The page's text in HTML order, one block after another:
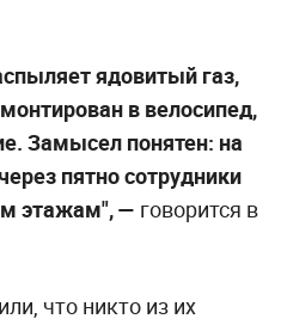
ядовитый газ,
в велосипед,
Замысел понятен: на
пятно сотрудники
этажам", — говорится в
что никто из их